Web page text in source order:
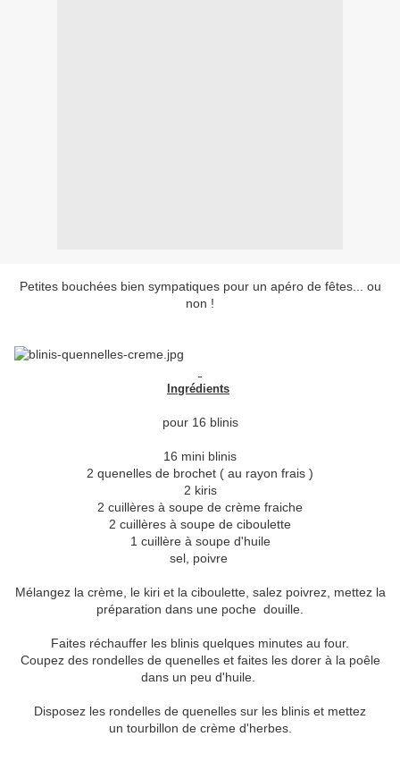
Petites bouchées bien sympatiques pour un apéro de fêtes... ou
non !
Ingrédients
pour 16 blinis
16 mini blinis
2 quenelles de brochet ( au rayon frais )
2 kiris
2 cuillères à soupe de crème fraiche
2 cuillères à soupe de ciboulette
1 cuillère à soupe d'huile
sel, poivre
Mélangez la crème, le kiri et la ciboulette, salez poivrez, mettez la
préparation dans une poche douille.
Faites réchauffer les blinis quelques minutes au four.
Coupez des rondelles de quenelles et faites les dorer à la poêle
dans un peu d'huile.
Disposez les rondelles de quenelles sur les blinis et mettez
un tourbillon de crème d'herbes.